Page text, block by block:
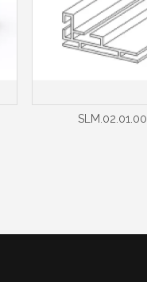
SLM.02.01.00